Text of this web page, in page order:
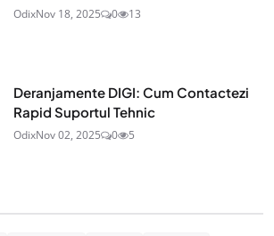
OdixNov 18, 2025 0 13
Deranjamente DIGI: Cum Contactezi
Rapid Suportul Tehnic
OdixNov 02, 2025 0 5